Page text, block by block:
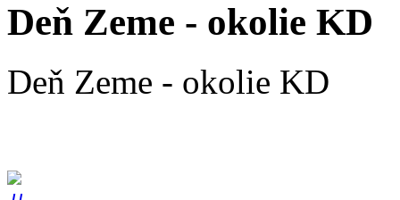
Deň Zeme - okolie KD
Deň Zeme - okolie KD